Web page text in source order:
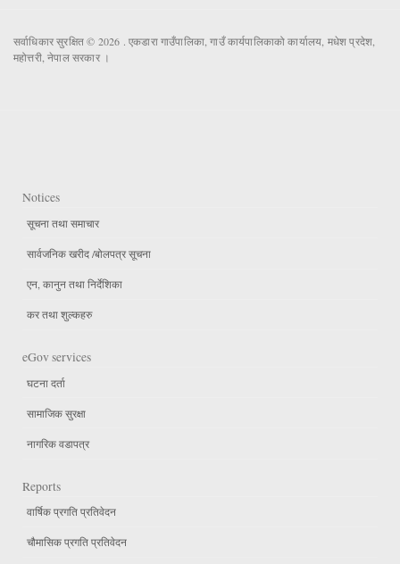
सर्वाधिकार सुरक्षित © 2026 . एकडारा गाउँपालिका, गाउँ कार्यपालिकाको कार्यालय, मधेश प्रदेश,
महोत्तरी, नेपाल सरकार ।
Notices
सूचना तथा समाचार
सार्वजनिक खरीद /बोलपत्र सूचना
एन, कानुन तथा निर्देशिका
कर तथा शुल्कहरु
eGov services
घटना दर्ता
सामाजिक सुरक्षा
नागरिक वडापत्र
Reports
वार्षिक प्रगति प्रतिवेदन
चौमासिक प्रगति प्रतिवेदन